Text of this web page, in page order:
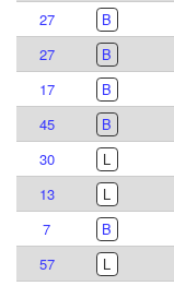
27
B
27
B
17
B
45
B
30
L
13
L
7
B
57
L